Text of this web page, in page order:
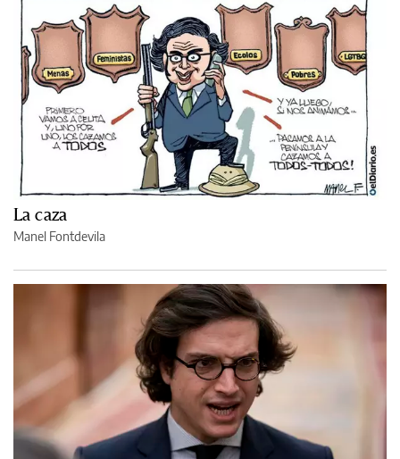
La caza
Manel Fontdevila